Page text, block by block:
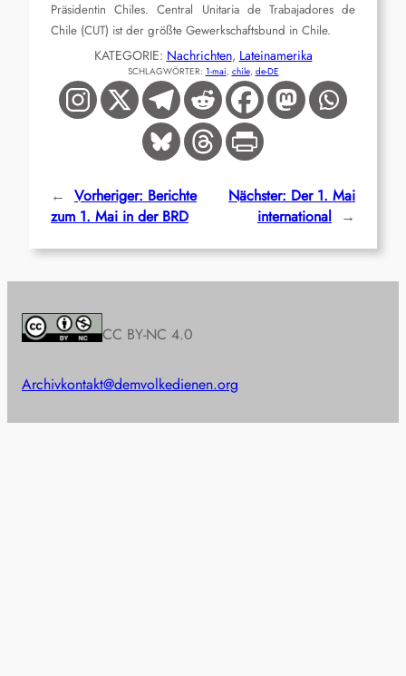
Präsidentin Chiles. Central Unitaria de Trabajadores de
Chile (CUT) ist der größte Gewerkschaftsbund in Chile.
KATEGORIE: Nachrichten, Lateinamerika
SCHLAGWÖRTER: 1-mai, chile, de-DE
← Vorheriger: Berichte
zum 1. Mai in der BRD
Nächster: Der 1. Mai
international →
CC BY-NC 4.0
Archivkontakt@demvolkedienen.org